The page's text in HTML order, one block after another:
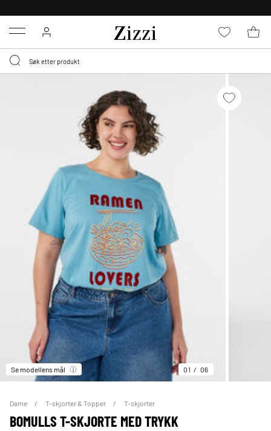
Menu
Se modellens mål 01 06
Dame T-skjorter & Topper T-skjorter
BOMULLS T-SKJORTE MED TRYKK